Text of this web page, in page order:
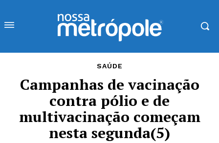
SAÚDE
Campanhas de vacinação
contra pólio e de
multivacinação começam
nesta segunda(5)